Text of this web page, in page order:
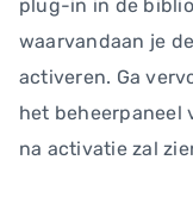
plug-in in de
waarvandaan je
activeren. Ga
het beheerpaneel
na activatie zal